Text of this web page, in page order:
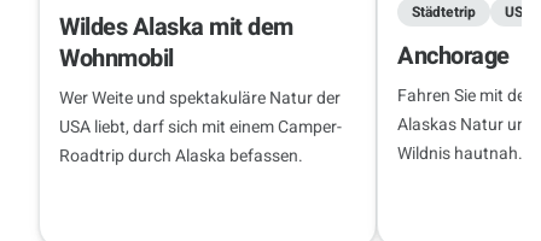
Wildes Alaska mit dem
Wohnmobil
Wer Weite und spektakuläre Natur der
USA liebt, darf sich mit einem Camper-
Roadtrip durch Alaska befassen.
Städtetrip
USA
Anchorage
Fahren Sie mit
Alaskas Natur und
Wildnis hautnah.